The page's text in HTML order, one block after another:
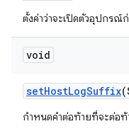
ตั้งค่าว่าจะเปิดตัวอุปกร
void
setHostLogSuffix
กำหนดคำต่อท้ายที่จะต่อ